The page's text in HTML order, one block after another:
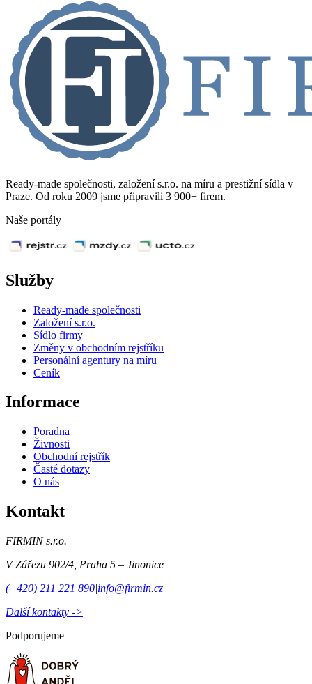
Ready-made společnosti, založení s.r.o. na míru a prestižní sídla v
Praze. Od roku 2009 jsme připravili 3 900+ firem.
Naše portály
Služby
Ready-made společnosti
Založení s.r.o.
Sídlo firmy
Změny v obchodním rejstříku
Personální agentury na míru
Ceník
Informace
Poradna
Živnosti
Obchodní rejstřík
Časté dotazy
O nás
Kontakt
FIRMIN s.r.o.
V Zářezu 902/4 Praha 5 – Jinonice
(+420) 211 221 890|info@firmin.cz
Další kontakty ->
Podporujeme